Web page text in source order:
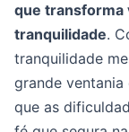
que transforma
tranquilidade.
tranquilidade
grande ventania
que as